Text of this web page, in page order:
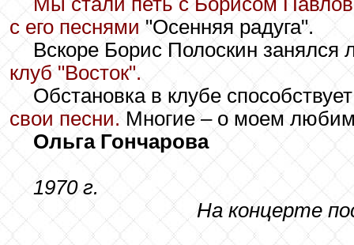
с его песнями "Осенняя радуга".
Вскоре Борис Полоскин занялся
клуб "Восток".
Обстановка в клубе
свои песни. Многие – о моем
Ольга Гончарова
1970 г.
На концерте